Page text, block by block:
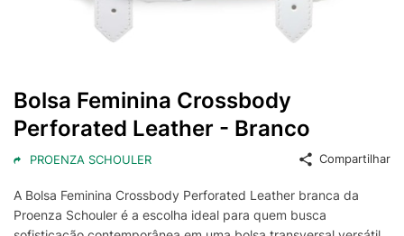
Bolsa Feminina Crossbody
Perforated Leather - Branco
PROENZA SCHOULER Compartilhar
A Bolsa Feminina Crossbody Perforated Leather branca da
Proenza Schouler é a escolha ideal para quem busca